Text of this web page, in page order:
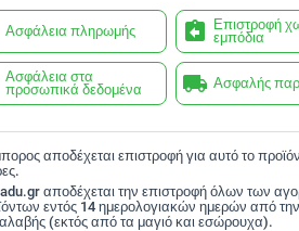
Ασφάλεια πληρωμής assignment_return Επιστροφή
εμπόδια
Ασφάλεια στα
προσωπικά δεδομένα
local_shipping Ασφαλής
αποδέχεται επιστροφή για αυτό το
αποδέχεται την επιστροφή όλων των
εντός 14 ημερολογιακών ημερών από
(εκτός από τα μαγιό και εσώρουχα).